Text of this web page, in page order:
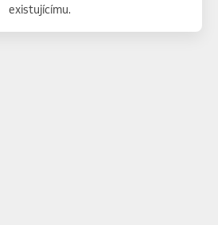
existujícímu.